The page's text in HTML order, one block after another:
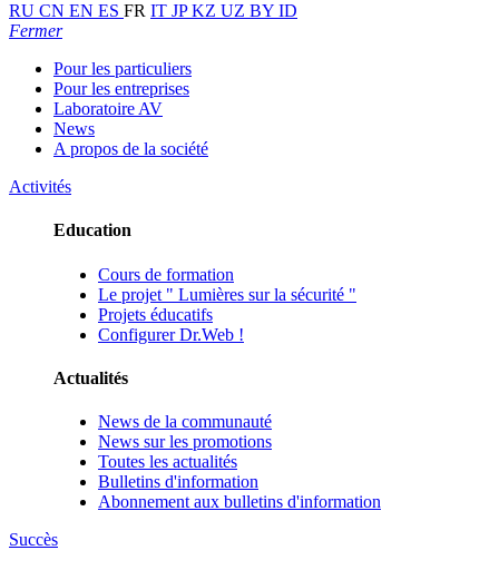
RU CN EN ES FR IT JPKZ UZ BY ID
Fermer
Pour les particuliers
Pour les entreprises
Laboratoire AV
News
A propos de la société
Activités
Education
Cours de formation
Le projet " Lumières sur la sécurité "
Projets éducatifs
Configurer Dr.Web !
Actualités
News de la communauté
News sur les promotions
Toutes les actualités
Bulletins d'information
Abonnement aux bulletins d'information
Succès